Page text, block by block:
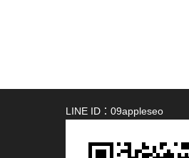
LINE ID：09appleseo